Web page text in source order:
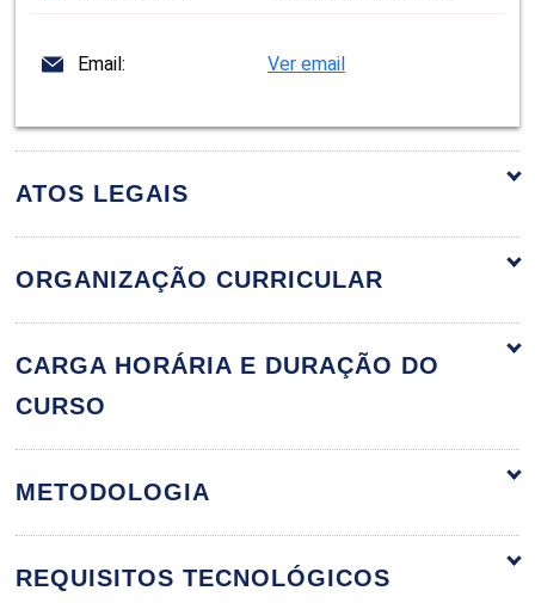
Email: Ver email
ATOS LEGAIS
ORGANIZAÇÃO CURRICULAR
60h
Direito Penal, Política Criminal e
Criminologia
CARGA HORÁRIA E DURAÇÃO DO
CURSO
METODOLOGIA
REQUISITOS TECNOLÓGICOS